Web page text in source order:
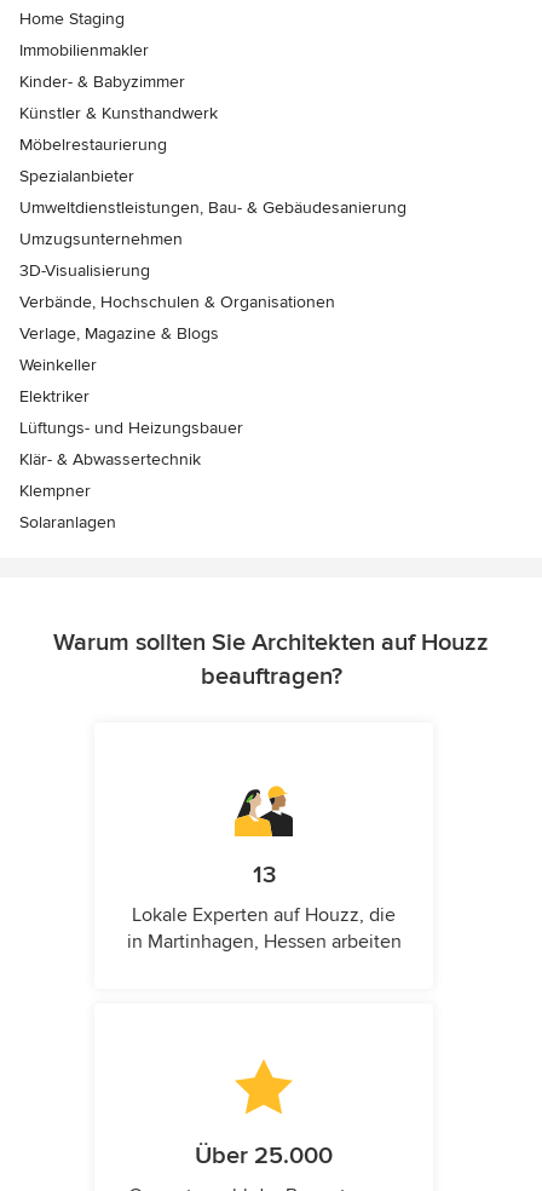
Home Staging
Immobilienmakler
Kinder- & Babyzimmer
Künstler & Kunsthandwerk
Möbelrestaurierung
Spezialanbieter
Umweltdienstleistungen, Bau- & Gebäudesanierung
Umzugsunternehmen
3D-Visualisierung
Verbände, Hochschulen & Organisationen
Verlage, Magazine & Blogs
Weinkeller
Elektriker
Lüftungs- und Heizungsbauer
Klär- & Abwassertechnik
Klempner
Solaranlagen
Warum sollten Sie Architekten auf Houzz
beauftragen?
13
Lokale Experten auf Houzz, die
in Martinhagen, Hessen arbeiten
Über 25.000